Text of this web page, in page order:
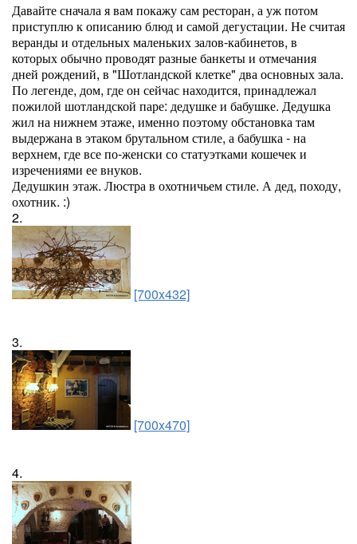
Давайте сначала я вам покажу сам ресторан, а уж потом
приступлю к описанию блюд и самой дегустации. Не считая
веранды и отдельных маленьких залов-кабинетов, в
которых обычно проводят разные банкеты и отмечания
дней рождений, в "Шотландской клетке" два основных зала.
По легенде, дом, где он сейчас находится, принадлежал
пожилой шотландской паре: дедушке и бабушке. Дедушка
жил на нижнем этаже, именно поэтому обстановка там
выдержана в этаком брутальном стиле, а бабушка - на
верхнем, где все по-женски со статуэтками кошечек и
изречениями ее внуков.
Дедушкин этаж. Люстра в охотничьем стиле. А дед, походу,
охотник. :)
2.
[700x432]
3.
[700x470]
4.